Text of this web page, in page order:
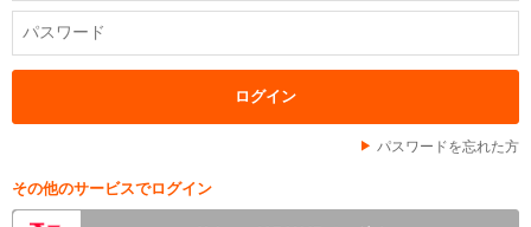
パスワードを忘れた方
その他のサービスでログイン